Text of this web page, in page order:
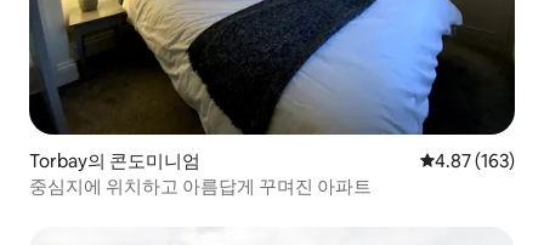
Torbay의 콘도미니엄 평점 4.87점(5
4.87 (163)
중심지에 위치하고 아름답게 꾸며진 아파트